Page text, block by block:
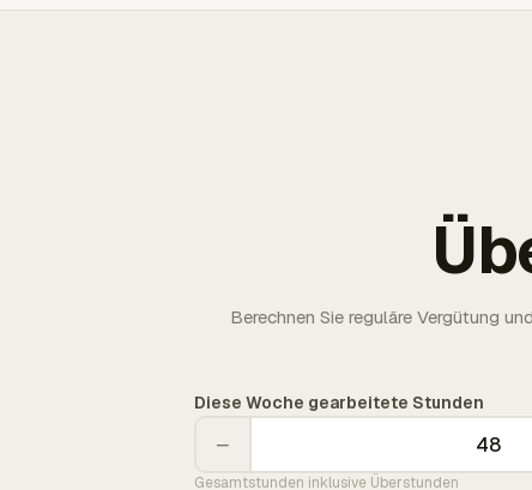
Berechnen Sie reguläre Vergütung
Diese Woche gearbeitete Stunden
−
Gesamtstunden inklusive Überstunden